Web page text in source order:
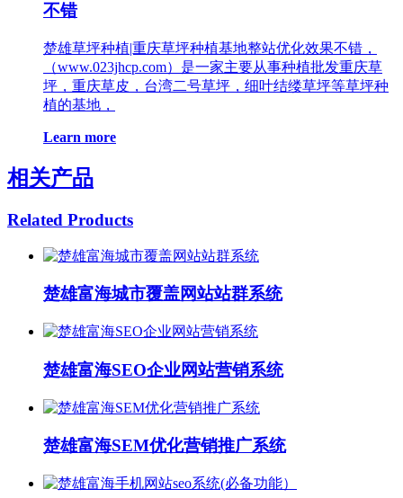
不错
楚雄草坪种植|重庆草坪种植基地整站优化效果不错，
（www.023jhcp.com）是一家主要从事种植批发重庆草
坪，重庆草皮，台湾二号草坪，细叶结缕草坪等草坪种
植的基地，
Learn more
相关产品
Related Products
楚雄富海城市覆盖网站站群系统
楚雄富海SEO企业网站营销系统
楚雄富海SEM优化营销推广系统